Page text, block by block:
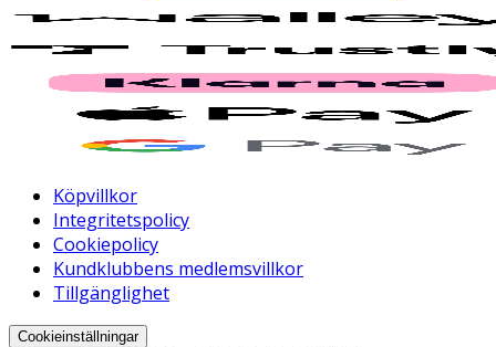
Köpvillkor
Integritetspolicy
Cookiepolicy
Kundklubbens medlemsvillkor
Tillgänglighet
Cookieinställningar